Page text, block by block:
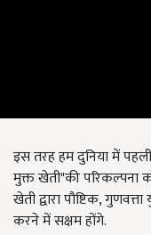
इस तरह हम दुनिया में
मुक्त खेती"की परिकल्पना
खेती द्वारा पौष्टिक,
करने में सक्षम होंगे.